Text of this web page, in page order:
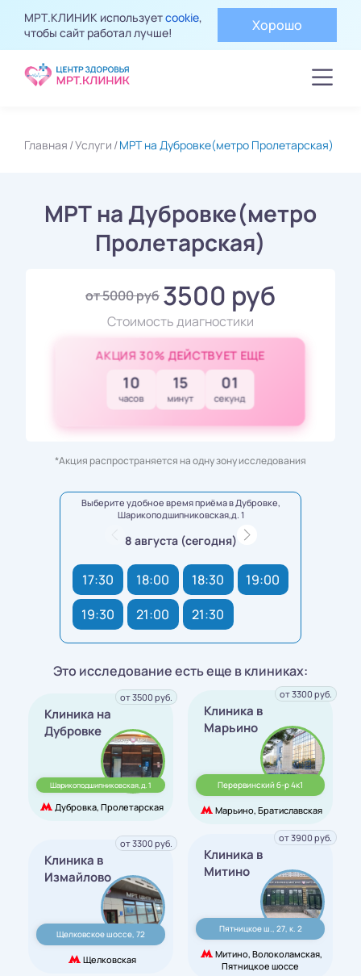
МРТ.КЛИНИК используетcookie,
чтобы сайт работал лучше!
Хорошо
Главная Услуги МРТ на Дубровке(метро Пролетарская)
МРТ на Дубровке(метро
Пролетарская)
от 5000 руб 3500 руб
Стоимость диагностики
АКЦИЯ 30% ДЕЙСТВУЕТ ЕЩЕ
10
часов
14
минут
59
секунд
*Акция распространяется на одну зону исследования
Выберите удобное время приёма в Дубровке,
Шарикоподшипниковская,д. 1
8 августа (сегодня)
17:30 18:00 18:30
19:00
19:30
21:00 21:30
Это исследование есть еще в клиниках:
Клиника на
Дубровке
Шарикоподшипниковская,д. 1
Дубровка, Пролетарская
от 3500 руб.
Клиника в
Марьино
Перервинский б-р 4к1
Марьино, Братиславская
от 3300 руб.
Клиника в
Измайлово
Щелковское шоссе, 72
Щелковская
от 3300 руб.
Клиника в
Митино
Пятницкое ш., 27, к. 2
Митино, Волоколамская,
Пятницкое шоссе
от 3900 руб.